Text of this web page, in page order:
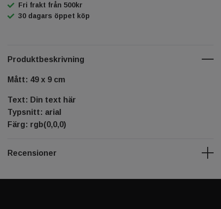
Fri frakt från 500kr
30 dagars öppet köp
Produktbeskrivning
Mått: 49 x 9 cm
Text: Din text här
Typsnitt: arial
Färg: rgb(0,0,0)
Recensioner